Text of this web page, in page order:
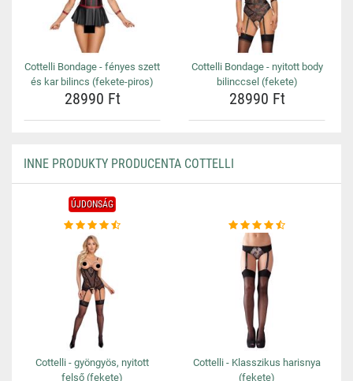
Cottelli Bondage - fényes szett
és kar bilincs (fekete-piros)
28990 Ft
Cottelli Bondage - nyitott body
bilinccsel (fekete)
28990 Ft
INNE PRODUKTY PRODUCENTA COTTELLI
ÚJDONSÁG
Cottelli - gyöngyös, nyitott
felső (fekete)
Cottelli - Klasszikus harisnya
(fekete)